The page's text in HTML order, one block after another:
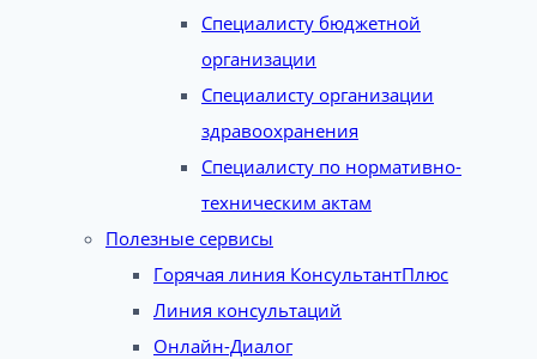
Специалисту бюджетной
организации
Специалисту организации
здравоохранения
Специалисту по нормативно-
техническим актам
Полезные сервисы
Горячая линия КонсультантПлюс
Линия консультаций
Онлайн-Диалог